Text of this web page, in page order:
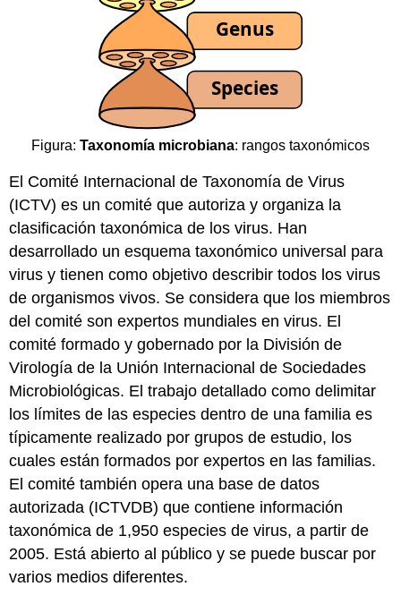
Figura: Taxonomía microbiana: rangos taxonómicos
El Comité Internacional de Taxonomía de Virus
(ICTV) es un comité que autoriza y organiza la
clasificación taxonómica de los virus. Han
desarrollado un esquema taxonómico universal para
virus y tienen como objetivo describir todos los virus
de organismos vivos. Se considera que los miembros
del comité son expertos mundiales en virus. El
comité formado y gobernado por la División de
Virología de la Unión Internacional de Sociedades
Microbiológicas. El trabajo detallado como delimitar
los límites de las especies dentro de una familia es
típicamente realizado por grupos de estudio, los
cuales están formados por expertos en las familias.
El comité también opera una base de datos
autorizada (ICTVDB) que contiene información
taxonómica de 1,950 especies de virus, a partir de
2005. Está abierto al público y se puede buscar por
varios medios diferentes.